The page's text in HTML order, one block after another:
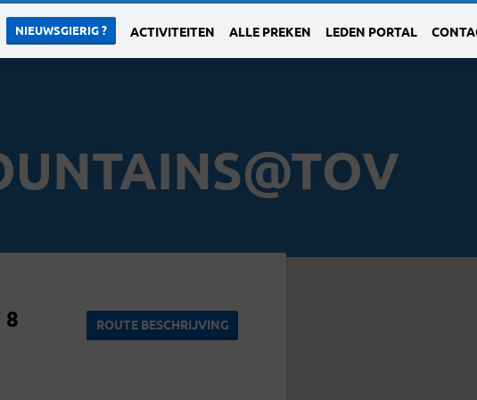
NIEUWSGIERIG ? ACTIVITEITEN ALLE PREKEN LEDEN PORTAL
8
ROUTE BESCHRIJVING